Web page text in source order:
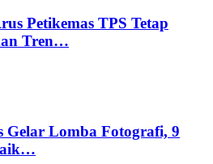
Petikemas TPS Tetap
Tren…
Gelar Lomba Fotografi, 9